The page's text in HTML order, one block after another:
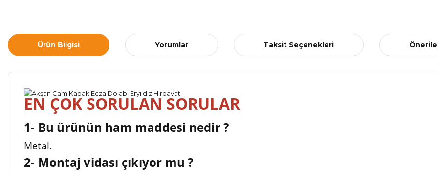
Ürün Bilgisi Yorumlar Taksit Seçenekleri
EN ÇOK SORULAN SORULAR
1- Bu ürünün ham maddesi nedir ?
Metal.
2- Montaj vidası çıkıyor mu ?